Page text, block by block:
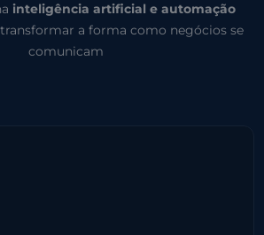
inteligência artificial e automação
a forma como negócios se
comunicam